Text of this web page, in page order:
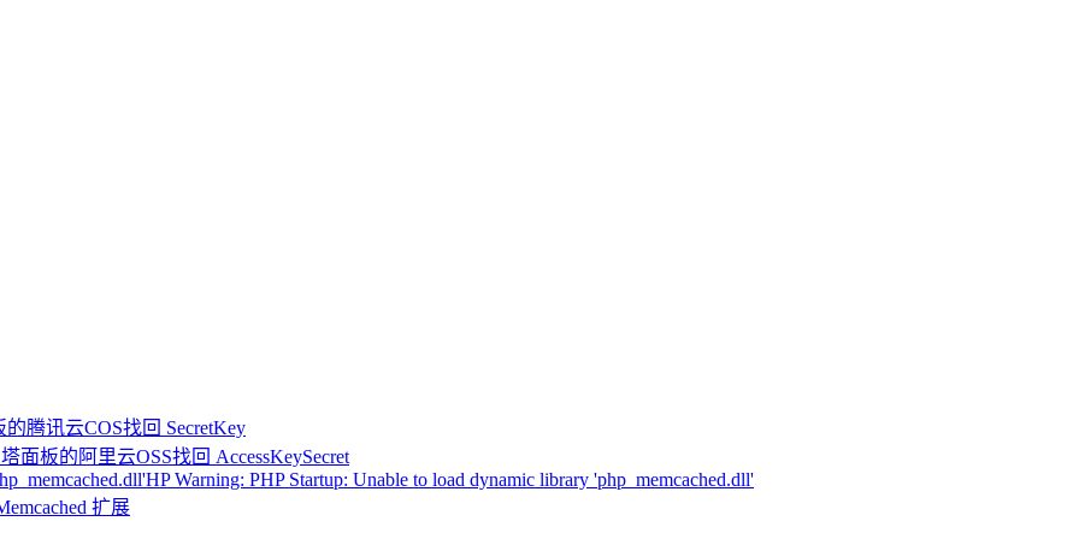
腾讯云COS找回 SecretKey
面板的阿里云OSS找回 AccessKeySecret
HP Warning: PHP Startup: Unable to load dynamic library 'php_memcached.dll'
扩展